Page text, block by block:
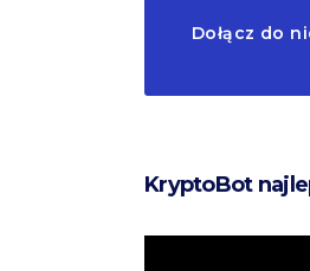
Dołącz do
KryptoBot